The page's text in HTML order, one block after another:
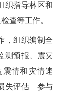
织指导林区和
查等工作。
，组织编制全
测预报、震灾
震情和灾情速
失评估，参与